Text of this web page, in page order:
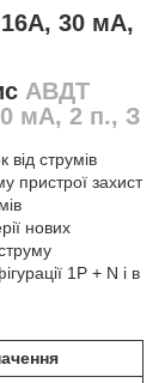
30 мА,
АВДТ
мА, 2 п., З
струмів
пристрої захист
нових
1P + N і в